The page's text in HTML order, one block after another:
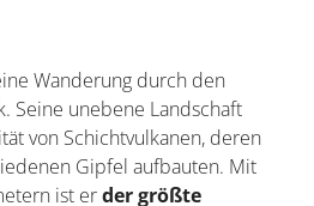
Wanderung durch den
Seine unebene Landschaft
von Schichtvulkanen, deren
Gipfel aufbauten. Mit
ist erder größte